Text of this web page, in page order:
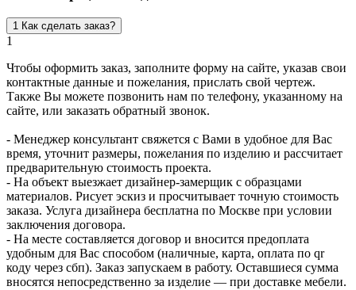
1 Как сделать заказ?
1
Чтобы оформить заказ, заполните форму на сайте, указав свои
контактные данные и пожелания, прислать свой чертеж.
Также Вы можете позвонить нам по телефону, указанному на
сайте, или заказать обратный звонок.
- Менеджер консультант свяжется с Вами в удобное для Вас
время, уточнит размеры, пожелания по изделию и рассчитает
предварительную стоимость проекта.
- На объект выезжает дизайнер-замерщик с образцами
материалов. Рисует эскиз и просчитывает точную стоимость
заказа. Услуга дизайнера бесплатна по Москве при условии
заключения договора.
- На месте составляется договор и вносится предоплата
удобным для Вас способом (наличные, карта, оплата по qr
коду через сбп). Заказ запускаем в работу. Оставшиеся сумма
вносятся непосредственно за изделие — при доставке мебели.